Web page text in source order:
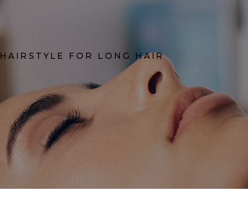
HAIRSTYLE FOR LONG HAIR